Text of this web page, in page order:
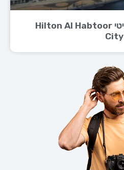
הילטון אל הבטור סיטי Hilton Al Habtoor
City